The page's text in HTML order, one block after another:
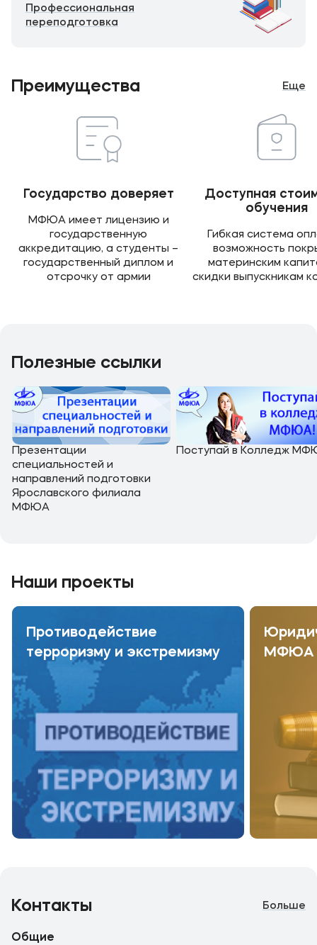
Профессиональная
переподготовка
Преимущества Еще
Государство доверяет
МФЮА имеет лицензию и
государственную
аккредитацию, а студенты –
государственный диплом и
отсрочку от армии
Доступная
обучения
Гибкая система
возможность
материнским
скидки выпускникам
Полезные ссылки
Презентации
специальностей и
направлений подготовки
Ярославского филиала
МФЮА
Поступай в Колледж
Наши проекты
Противодействие
терроризму и экстремизму
МФЮА
Контакты Больше
Общие